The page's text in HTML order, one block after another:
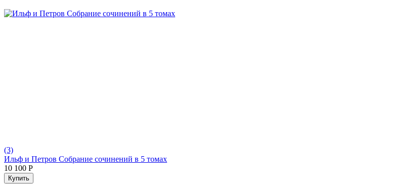
(3)
Ильф и Петров Собрание сочинений в 5 томах
10 100 Р
Купить